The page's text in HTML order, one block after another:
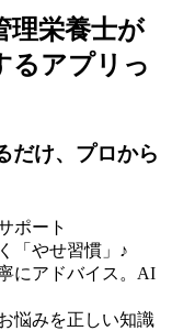
理栄養士が
るアプリっ
だけ、プロから
ポート
「やせ習慣」♪
にアドバイス。AI
悩みを正しい知識